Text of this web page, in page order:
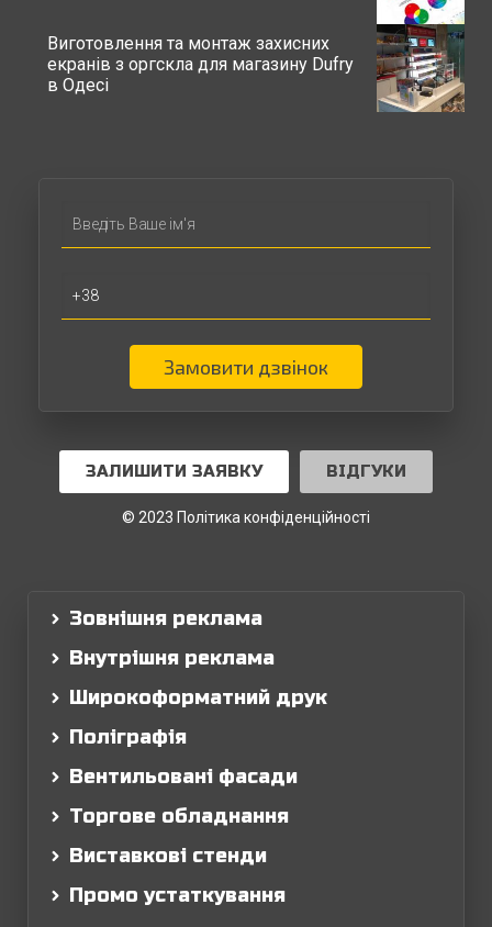
Виготовлення та монтаж захисних
екранів з оргскла для магазину Dufry
в Одесі
Замовити дзвінок
ЗАЛИШИТИ ЗАЯВКУ ВІДГУКИ
© 2023 Політика конфіденційності
Зовнішня реклама
Внутрішня реклама
Широкоформатний друк
Поліграфія
Вентильовані фасади
Торгове обладнання
Виставкові стенди
Промо устаткування